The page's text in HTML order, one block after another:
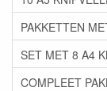
PAKKETTEN
SET MET 8 A4
COMPLEET